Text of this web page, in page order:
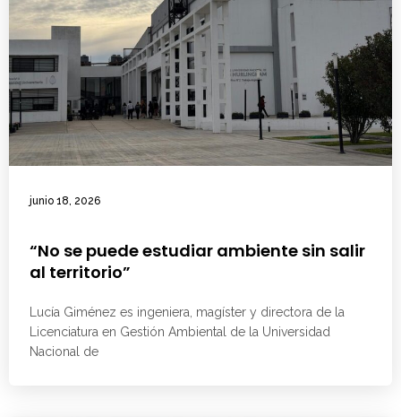
junio 18, 2026
“No se puede estudiar ambiente sin salir
al territorio”
Lucía Giménez es ingeniera, magíster y directora de la
Licenciatura en Gestión Ambiental de la Universidad
Nacional de